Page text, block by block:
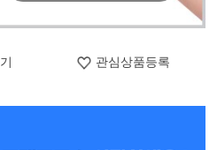
관심상품등록